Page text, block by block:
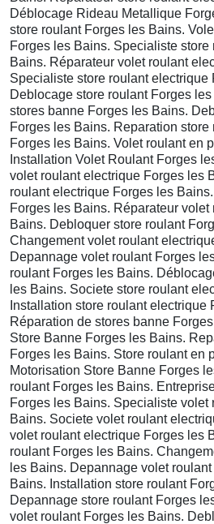
Déblocage Rideau Metallique
store roulant Forges les Bains.
Forges les Bains. Specialiste store
Bains. Réparateur volet roulant
Specialiste store roulant electrique
Deblocage store roulant Forges
stores banne Forges les Bains.
Forges les Bains. Reparation
Forges les Bains. Volet roulant en
Installation Volet Roulant Forges
volet roulant electrique Forges les
roulant electrique Forges les
Forges les Bains. Réparateur
Bains. Debloquer store roulant
Changement volet roulant
Depannage volet roulant Forges
roulant Forges les Bains.
les Bains. Societe store roulant
Installation store roulant electrique
Réparation de stores banne
Store Banne Forges les Bains.
Forges les Bains. Store roulant en
Motorisation Store Banne Forges
roulant Forges les Bains.
Forges les Bains. Specialiste volet
Bains. Societe volet roulant
volet roulant electrique Forges les
roulant Forges les Bains.
les Bains. Depannage volet
Bains. Installation store roulant
Depannage store roulant Forges
volet roulant Forges les Bains.